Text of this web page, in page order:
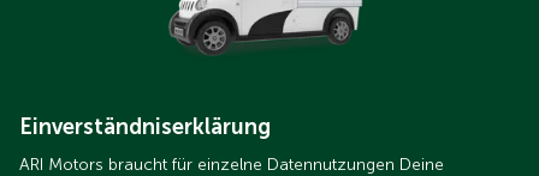
Kompakte elektrische Nutzfahrzeuge von ARI Motors
Einverständniserklärung
ARI Motors braucht für einzelne Datennutzungen Deine